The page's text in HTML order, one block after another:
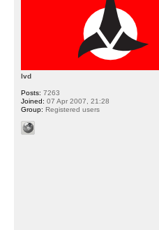
lvd
Posts: 7263
Joined: 07 Apr 2007, 21:28
Group: Registered users